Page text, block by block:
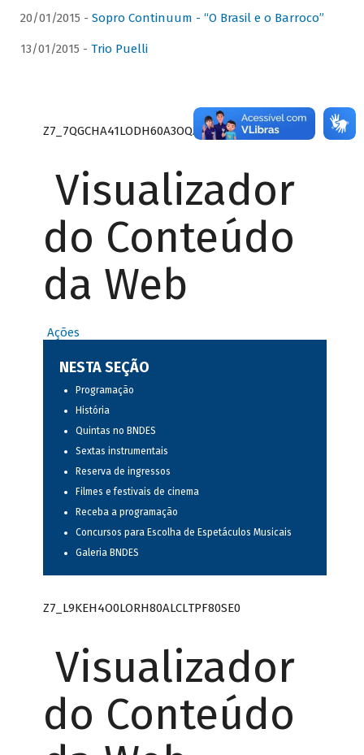
20/01/2015 - Sopro Continuum - “O Brasil e o Barroco”
13/01/2015 - Trio Puelli
Z7_7QGCHA41LODH60A3OQA8RN1415
Visualizador
do Conteúdo
da Web
Ações
NESTA SEÇÃO
Programação
História
Quintas no BNDES
Sextas instrumentais
Reserva de ingressos
Filmes e festivais de cinema
Receba a programação
Concursos para Escolha de Espetáculos Musicais
Galeria BNDES
Z7_L9KEH4O0LORH80ALCLTPF80SE0
Visualizador
do Conteúdo